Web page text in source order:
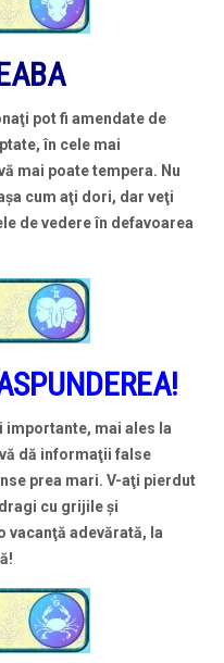
pot fi amendate de
în cele mai
mai poate tempera. Nu
cum aţi dori, dar veţi
de vedere în defavoarea
importante, mai ales la
dă informaţii false
prea mari. V-aţi pierdut
cu grijile şi
vacanţă adevărată, la